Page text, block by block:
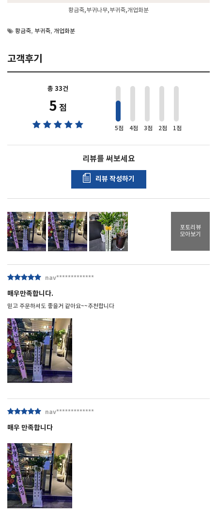
황금죽,부귀나무,부귀죽,개업화분
황금죽, 부귀죽, 개업화분
고객후기
총 33건
5 점
5점 4점 3점 2점 1점
리뷰를 써보세요
리뷰 작성하기
포토리뷰
모아보기
nav*************
매우만족합니다.
믿고 주문하셔도 좋을거 같아요~~추천합니다
nav*************
매우 만족합니다